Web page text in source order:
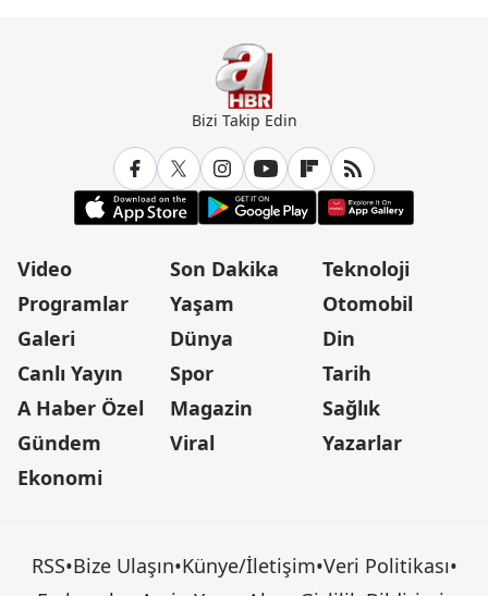
Bizi Takip Edin
Video
Programlar
Galeri
Canlı Yayın
A Haber Özel
Gündem
Ekonomi
Son Dakika
Yaşam
Dünya
Spor
Magazin
Viral
Teknoloji
Otomobil
Din
Tarih
Sağlık
Yazarlar
RSS•Bize Ulaşın•Künye/İletişim•Veri Politikası•